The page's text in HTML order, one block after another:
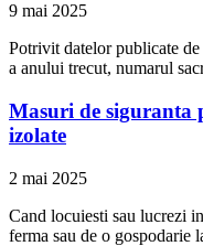
9 mai 2025
Potrivit datelor publicate
a anului trecut, numarul
Masuri de siguranta
izolate
2 mai 2025
Cand locuiesti sau lucrezi
ferma sau de o gospodarie